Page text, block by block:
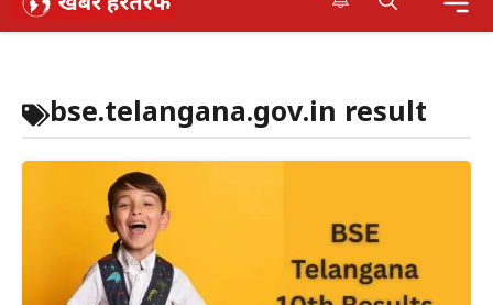
bse.telangana.gov.in result